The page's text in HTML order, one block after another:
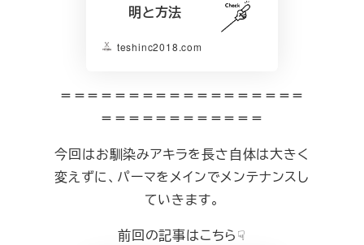
明と方法
teshinc2018.com
＝＝＝＝＝＝＝＝＝＝＝＝＝＝＝＝＝＝
＝＝＝＝＝＝＝＝＝＝＝＝
今回はお馴染みアキラを長さ自体は大きく
変えずに、パーマをメインでメンテナンスし
ていきます。
前回の記事はこちら☟